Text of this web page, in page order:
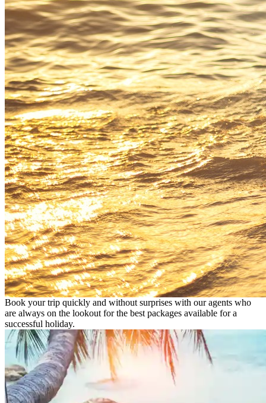
Book your trip quickly and without surprises with our agents who
are always on the lookout for the best packages available for a
successful holiday.